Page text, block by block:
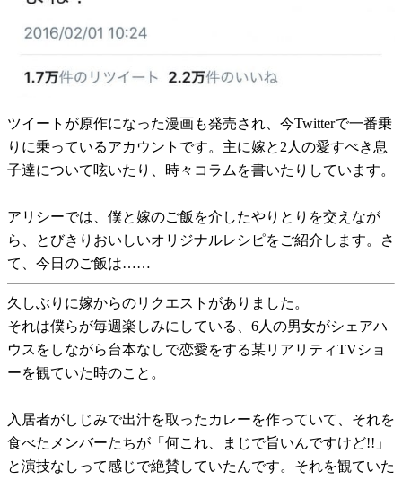
ツイートが原作になった漫画も発売され、今Twitterで一番乗
りに乗っているアカウントです。主に嫁と2人の愛すべき息
子達について呟いたり、時々コラムを書いたりしています。
アリシーでは、僕と嫁のご飯を介したやりとりを交えなが
ら、とびきりおいしいオリジナルレシピをご紹介します。さ
て、今日のご飯は……
久しぶりに嫁からのリクエストがありました。
それは僕らが毎週楽しみにしている、6人の男女がシェアハ
ウスをしながら台本なしで恋愛をする某リアリティTVショ
ーを観ていた時のこと。
入居者がしじみで出汁を取ったカレーを作っていて、それを
食べたメンバーたちが「何これ、まじで旨いんですけど!!」
と演技なしって感じで絶賛していたんです。それを観ていた